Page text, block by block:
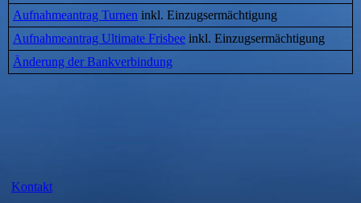
Aufnahmeantrag Turnen inkl. Einzugsermächtigung
Aufnahmeantrag Ultimate Frisbee inkl. Einzugsermächtigung
Änderung der Bankverbindung
Kontakt